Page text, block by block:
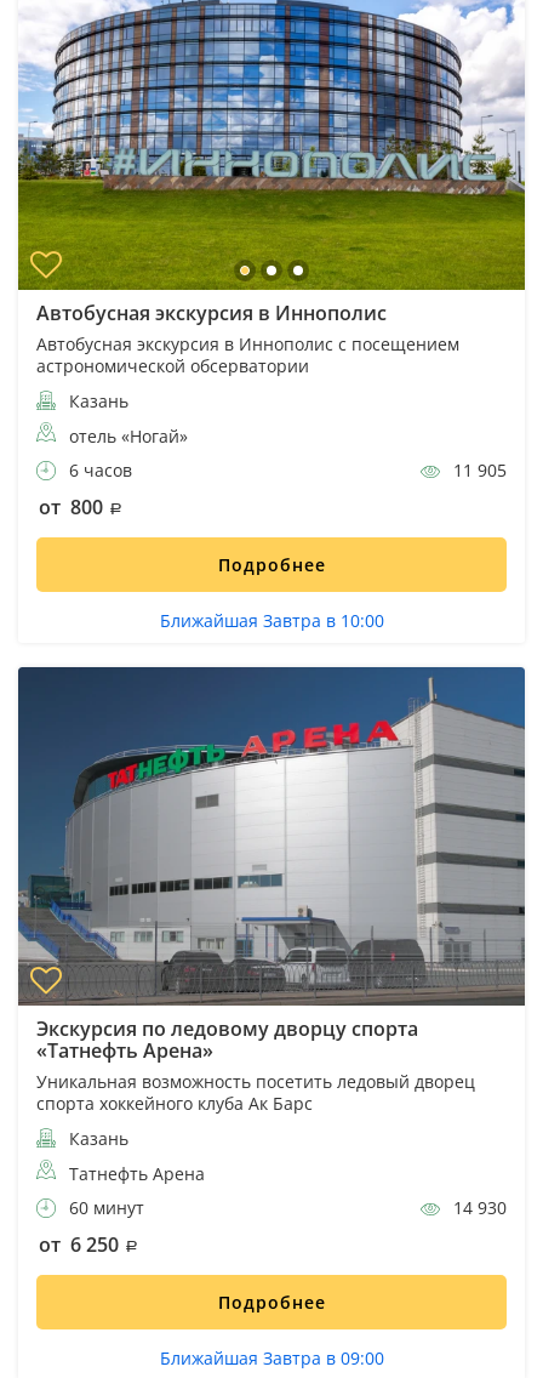
Автобусная экскурсия в Иннополис
Автобусная экскурсия в Иннополис с посещением
астрономической обсерватории
Казань
отель «Ногай»
6 часов
11 905
от 800
Подробнее
Ближайшая Завтра в 10:00
Экскурсия по ледовому дворцу спорта
«Татнефть Арена»
Уникальная возможность посетить ледовый дворец
спорта хоккейного клуба Ак Барс
Казань
Татнефть Арена
60 минут
14 930
от 6 250
Подробнее
Ближайшая Завтра в 09:00